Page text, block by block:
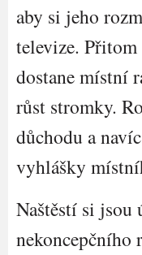
aby si jeho
televize.
dostane místní
růst stromky.
důchodu a
vyhlášky
Naštěstí si jsou
nekoncepčního